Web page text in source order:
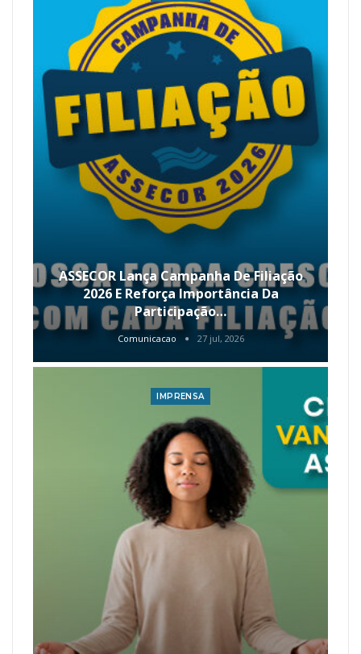
ASSECOR Lança Campanha De Filiação
2026 E Reforça Importância Da
Participação…
Comunicacao 27 jul, 2026
IMPRENSA